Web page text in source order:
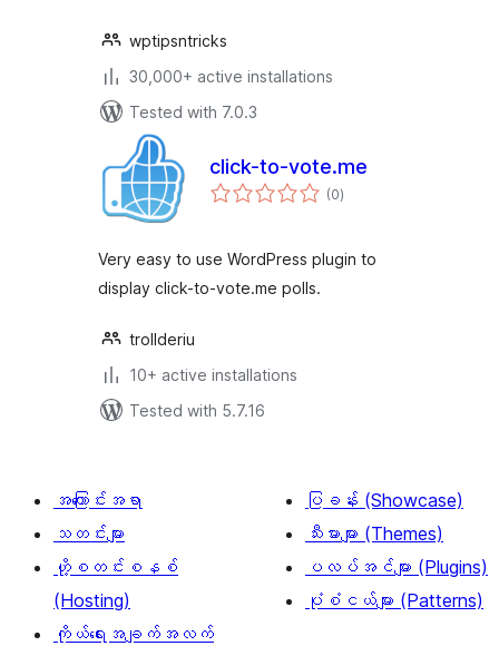
wptipsntricks
30,000+ active installations
Tested with 7.0.3
click-to-vote.me
(0total
ratings
)
Very easy to use WordPress plugin to
display click-to-vote.me polls.
trollderiu
10+ active installations
Tested with 5.7.16
အကြောင်းအရာ
သတင်းများ
ဟို့စတင်းစနစ်
(Hosting)
ကိုယ်ရေးအချက်အလက်
ပြခန်း (Showcase)
သီးမားများ (Themes)
ပလပ်အင်များ (Plugins)
ပုံစံငယ်များ (Patterns)